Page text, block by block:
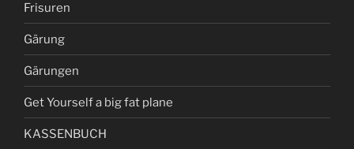
Frisuren
Gärung
Gärungen
Get Yourself a big fat plane
KASSENBUCH